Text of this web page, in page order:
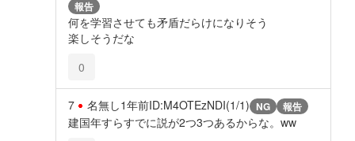
報告
何を学習させても矛盾だらけになりそう
楽しそうだな
0
7 名無し1年前ID:M4OTEzNDI(1/1) NG 報告
建国年すらすでに説が2つ3つあるからな。ww